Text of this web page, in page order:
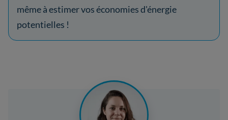
même à estimer vos économies d'énergie
potentielles !